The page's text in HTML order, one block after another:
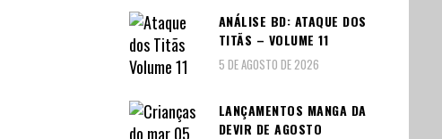
ANÁLISE BD: ATAQUE DOS
TITÃS – VOLUME 11
5 DE AGOSTO DE 2026
LANÇAMENTOS MANGA DA
DEVIR DE AGOSTO